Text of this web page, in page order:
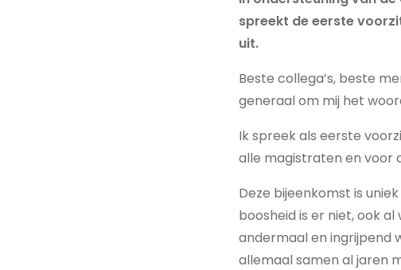
spreekt de eerste
uit.
Beste collega’s, beste
generaal om mij het
Ik spreek als eerste
alle magistraten en voor
Deze bijeenkomst is
boosheid is er niet, ook
andermaal en ingrijpend
allemaal samen al jaren